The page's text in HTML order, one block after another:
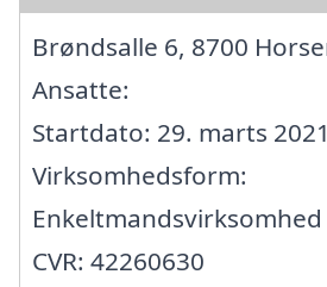
Brøndsalle 6, 8700
Ansatte:
Startdato: 29. marts
Virksomhedsform:
Enkeltmandsvirksomhed
CVR: 42260630